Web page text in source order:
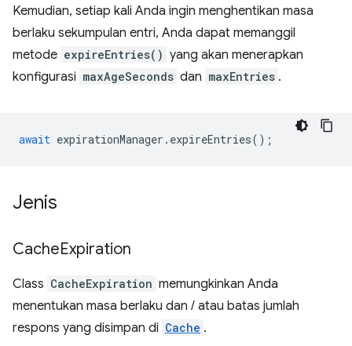
Kemudian, setiap kali Anda ingin menghentikan masa
berlaku sekumpulan entri, Anda dapat memanggil
metode expireEntries() yang akan menerapkan
konfigurasi maxAgeSeconds dan maxEntries .
await expirationManager . expireEntries();
Jenis
CacheExpiration
Class CacheExpiration memungkinkan Anda
menentukan masa berlaku dan / atau batas jumlah
respons yang disimpan di Cache .